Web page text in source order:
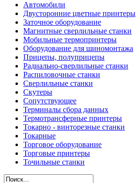
Автомобили
Двусторонние цветные принтеры
Заточное оборудование
Магнитные сверлильные станки
Мобильные термопринтеры
Оборудование для шиномонтажа
Прицепы, полуприцепы
Радиально-сверлильные станки
Распиловочные станки
Сверлильные станки
Скутеры
Сопутствующее
Терминалы сбора данных
Термотрансферные принтеры
Токарно - винторезные станки
Токарные
Торговое оборудование
Торговые принтеры
Точильные станки